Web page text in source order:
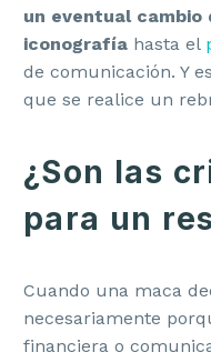
un eventual
iconografía hasta el
de comunicación. Y
que se realice un
¿Son las
para un
Cuando una maca
necesariamente
financiera o